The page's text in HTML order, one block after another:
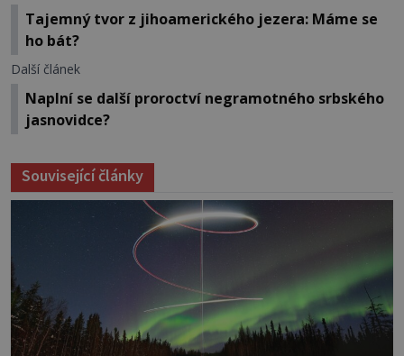
Tajemný tvor z jihoamerického jezera: Máme se
ho bát?
Další článek
Naplní se další proroctví negramotného srbského
jasnovidce?
Související články